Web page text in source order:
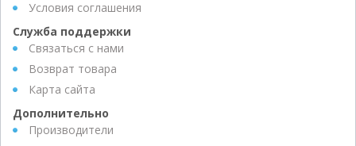
Условия соглашения
Служба поддержки
Связаться с нами
Возврат товара
Карта сайта
Дополнительно
Производители